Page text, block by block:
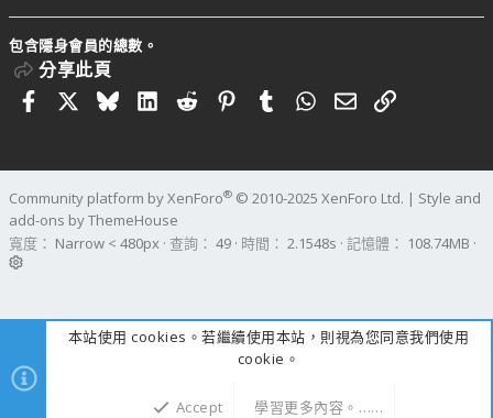
包含隱身會員的總數。
分享此頁
FacebookBlueskyLinkedIn
RedditPinterestTumblrWhatsApp
電子郵件
連結
Community platform by XenForo® © 2010-2025 XenForo Ltd. | Style and
add-ons by ThemeHouse
寬度
查詢 49 時間 2.1548s 記憶體 108.74MB
本站使用 cookies。若繼續使用本站，則視為您同意我們使用
cookie。
Accept 學習更多內容。……